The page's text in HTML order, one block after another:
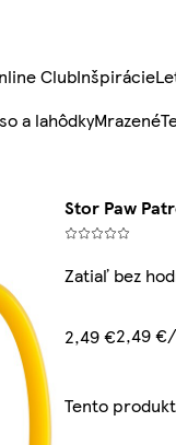
ClubInšpirácie
a lahôdkyMrazené
Stor Paw
Zatiaľ bez
2,49 €2,49
Tento